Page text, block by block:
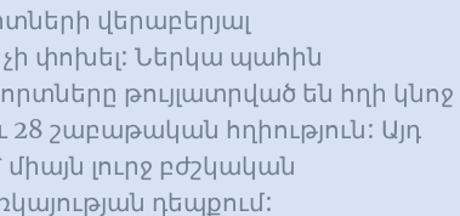
վերաբերյալ
չի փոխել: Ներկա պահին
թույլատրված են հղի կնոջ
շաբաթական հղիություն: Այդ
լուրջ բժշկական
դեպքում: